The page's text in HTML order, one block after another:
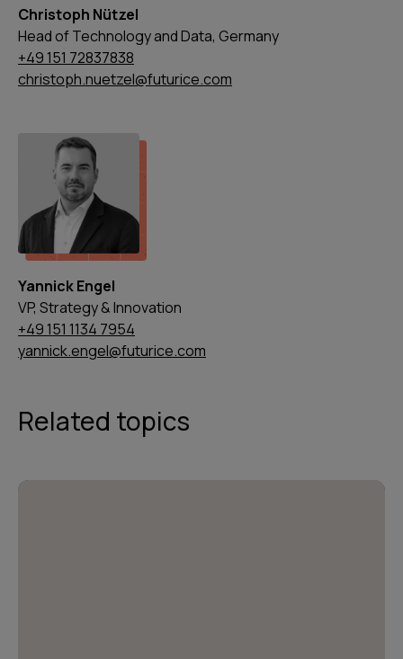
Christoph Nützel
Head of Technology and Data, Germany
+49 151 72837838
christoph.nuetzel@futurice.com
Yannick Engel
VP, Strategy & Innovation
+49 151 1134 7954
yannick.engel@futurice.com
Related topics